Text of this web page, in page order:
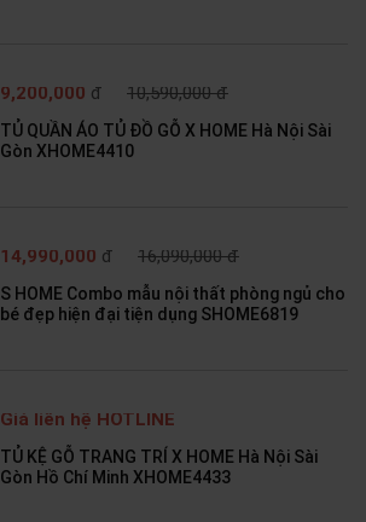
9,200,000 đ 10,590,000 đ
TỦ QUẦN ÁO TỦ ĐỒ GỖ X HOME Hà Nội Sài
Gòn XHOME4410
14,990,000 đ 16,090,000 đ
S HOME Combo mẫu nội thất phòng ngủ cho
bé đẹp hiện đại tiện dụng SHOME6819
Giá liên hệ HOTLINE
TỦ KỆ GỖ TRANG TRÍ X HOME Hà Nội Sài
Gòn Hồ Chí Minh XHOME4433